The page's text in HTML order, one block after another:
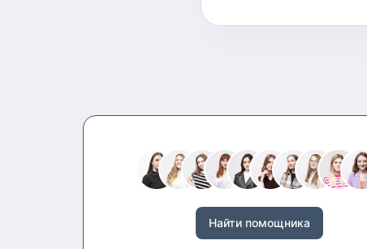
Найти помощника